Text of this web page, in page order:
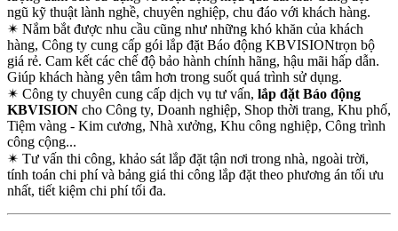
ngũ kỹ thuật lành nghề, chuyên nghiệp, chu đáo với khách hàng.
✴ Nắm bắt được nhu cầu cũng như những khó khăn của khách
hàng, Công ty cung cấp gói lắp đặt Báo động KBVISIONtrọn bộ
giá rẻ. Cam kết các chế độ bảo hành chính hãng, hậu mãi hấp dẫn.
Giúp khách hàng yên tâm hơn trong suốt quá trình sử dụng.
✴ Công ty chuyên cung cấp dịch vụ tư vấn, lắp đặt Báo động
KBVISION cho Công ty, Doanh nghiệp, Shop thời trang, Khu phố,
Tiệm vàng - Kim cương, Nhà xưởng, Khu công nghiệp, Công trình
công cộng...
✴ Tư vấn thi công, khảo sát lắp đặt tận nơi trong nhà, ngoài trời,
tính toán chi phí và bảng giá thi công lắp đặt theo phương án tối ưu
nhất, tiết kiệm chi phí tối đa.